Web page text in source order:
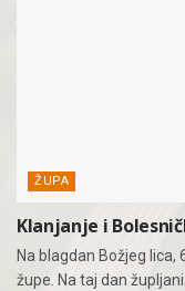
ŽUPA
Klanjanje i
Na blagdan Božjeg lica,
župe. Na taj dan